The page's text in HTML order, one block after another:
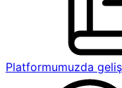
Platformumuzda